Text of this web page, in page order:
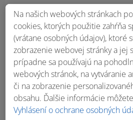
Obsah bočného panela
Na našich webových stránkach
cookies, ktorých použitie zahŕňa
(vrátane osobných údajov), ktoré
zobrazenie webovej stránky a jej
prípadne sa používajú na
webových stránok, na vytváranie
či na zobrazenie
obsahu. Ďalšie informácie
Vyhlásení o ochrane osobných